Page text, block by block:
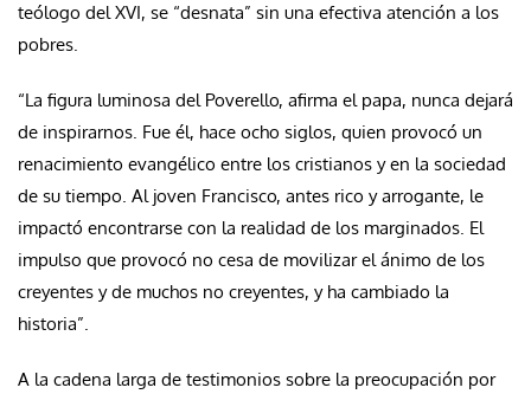
teólogo del XVI, se “desnata” sin una efectiva atención a los
pobres.
“La figura luminosa del Poverello, afirma el papa, nunca dejará
de inspirarnos. Fue él, hace ocho siglos, quien provocó un
renacimiento evangélico entre los cristianos y en la sociedad
de su tiempo. Al joven Francisco, antes rico y arrogante, le
impactó encontrarse con la realidad de los marginados. El
impulso que provocó no cesa de movilizar el ánimo de los
creyentes y de muchos no creyentes, y ha cambiado la
historia”.
A la cadena larga de testimonios sobre la preocupación por